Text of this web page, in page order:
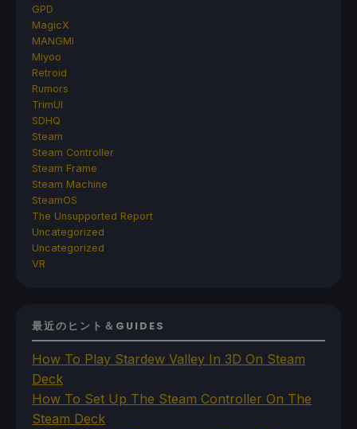
GPD
MagicX
MANGMI
Miyoo
Retroid
Rumors
TrimUI
SDHQ
Steam
Steam Controller
Steam Frame
Steam Machine
SteamOS
The Unsupported Report
Uncategorized
Uncategorized
VR
最近のヒント＆GUIDES
How To Play Stardew Valley In 3D On Steam
Deck
How To Set Up The Steam Controller On The
Steam Deck